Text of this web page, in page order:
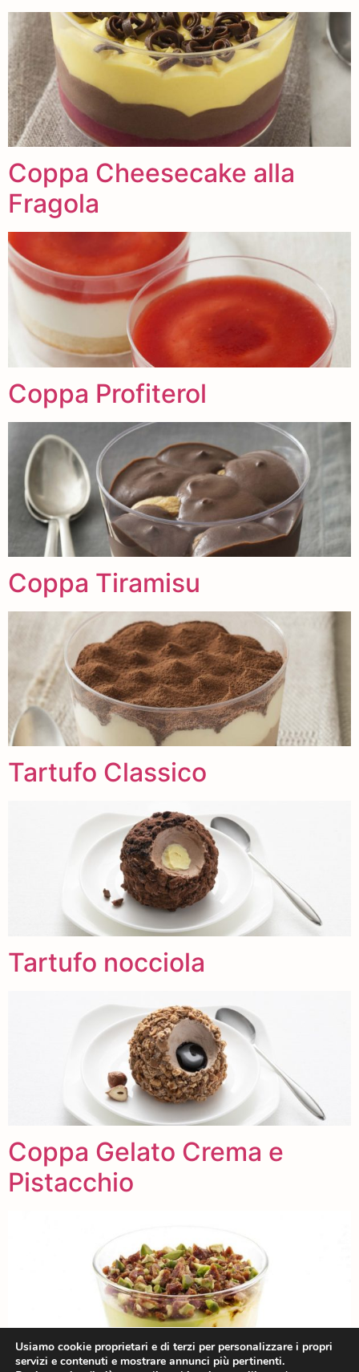
Coppa Cheesecake alla
Fragola
Coppa Profiterol
Coppa Tiramisu
Tartufo Classico
Tartufo nocciola
Coppa Gelato Crema e
Pistacchio
Usiamo cookie proprietari e di terzi per personalizzare i propri
servizi e contenuti e mostrare annunci più pertinenti.